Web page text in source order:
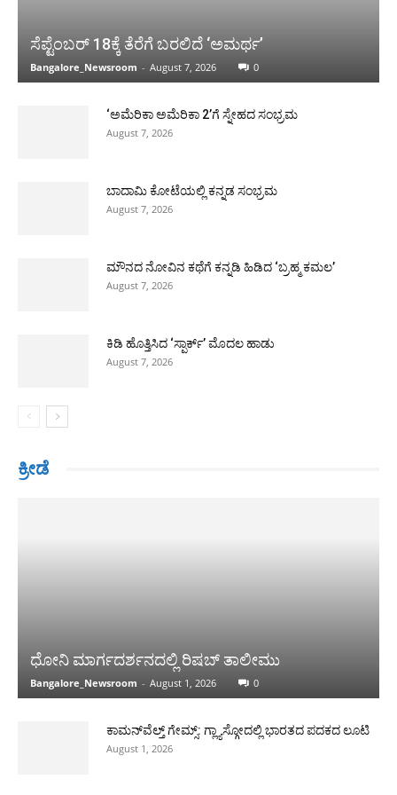
ಸೆಪ್ಟೆಂಬರ್ 18ಕ್ಕೆ ತೆರೆಗೆ ಬರಲಿದೆ ‘ಅಮರ್ಥ’
Bangalore_Newsroom - August 7, 2026 0
‘ಅಮೆರಿಕಾ ಅಮೆರಿಕಾ 2’ಗೆ ಸ್ನೇಹದ ಸಂಭ್ರಮ
August 7, 2026
ಬಾದಾಮಿ ಕೋಟೆಯಲ್ಲಿ ಕನ್ನಡ ಸಂಭ್ರಮ
August 7, 2026
ಮೌನದ ನೋವಿನ ಕಥೆಗೆ ಕನ್ನಡಿ ಹಿಡಿದ ‘ಬ್ರಹ್ಮ ಕಮಲ’
August 7, 2026
ಕಿಡಿ ಹೊತ್ತಿಸಿದ ‘ಸ್ಪಾರ್ಕ್’ ಮೊದಲ ಹಾಡು
August 7, 2026
ಕ್ರೀಡೆ
ಧೋನಿ ಮಾರ್ಗದರ್ಶನದಲ್ಲಿ ರಿಷಬ್ ತಾಲೀಮು
Bangalore_Newsroom - August 1, 2026 0
ಕಾಮನ್‌ವೆಲ್ತ್ ಗೇಮ್ಸ್: ಗ್ಲ್ಯಾಸ್ಗೋದಲ್ಲಿ ಭಾರತದ ಪದಕದ ಲೂಟಿ
August 1, 2026